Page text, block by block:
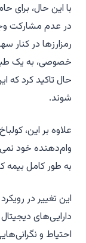
در عدم مشارکت
رمزارزها در کنار
خصوصی، به یک
حال تاکید کرد که
شوند.
علاوه بر این،
وام‌دهنده خود
به طور کامل
این تغییر در
دارایی‌های
احتیاط و